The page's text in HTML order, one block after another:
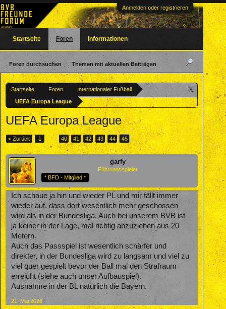
Anmelden oder registrieren
Startseite Foren
Internationaler Fußball
UEFA Europa League
UEFA Europa League
< Zurück 1 ← 40 41 42 43 44 45
garfy
Führungsspieler
* BFD - Mitglied *
Ich schaue ja hin und wieder PL und mir fällt immer
wieder auf, dass dort wesentlich mehr geschossen
wird als in der Bundesliga. Auch bei unserem BVB ist
ja keiner in der Lage, mal richtig abzuziehen aus 20
Metern.
Auch das Passspiel ist wesentlich schärfer und
direkter, in der Bundesliga wird zu langsam und viel zu
viel quer gespielt bevor der Ball mal den Strafraum
erreicht (siehe auch unser Aufbauspiel).
Ausnahme in der BL natürlich die Bayern.
21. Mai 2026
Startseite Foren
Foren durchsuchen Themen mit aktuellen Beiträgen
Informationen